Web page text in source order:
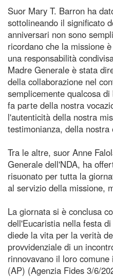
Suor Mary T. Barron ha
sottolineando il significato
anniversari non sono
ricordano che la missione
una responsabilità
Madre Generale è stata
della collaborazione nel
semplicemente qualcosa
fa parte della nostra
l'autenticità della nostra
testimonianza, della nostra
Tra le altre, suor Anne
Generale dell'NDA, ha
risuonato per tutta la
al servizio della missione,
La giornata si è conclusa
dell'Eucaristia nella festa
diede la vita per la verità
provvidenziale di un
rinnovavano il loro
(AP) (Agenzia Fides 3/6/